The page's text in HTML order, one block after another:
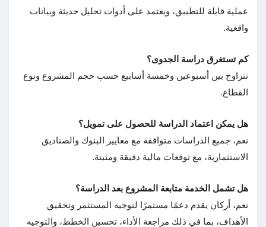
عملية قابلة للتطبيق، ويعتمد على أدوات تحليل حديثة وبيانات
واقعية.
كم تستغرق دراسة الجدوى؟
تتراوح بين أسبوعين وخمسة أسابيع حسب حجم المشروع ونوع
القطاع.
هل يمكن اعتماد الدراسة للحصول على تمويل؟
نعم، جميع الدراسات متوافقة مع معايير البنوك والصناديق
الاستثمارية، مع توقعات مالية دقيقة ومثبتة.
هل تشمل الخدمة متابعة المشروع بعد الدراسة؟
نعم، أركان يقدم دعمًا مستمرًا لتوجيه المستثمر وتحقيق
الأهداف، بما في ذلك مراجعة الأداء، تحسين الخطط، والتوجيه